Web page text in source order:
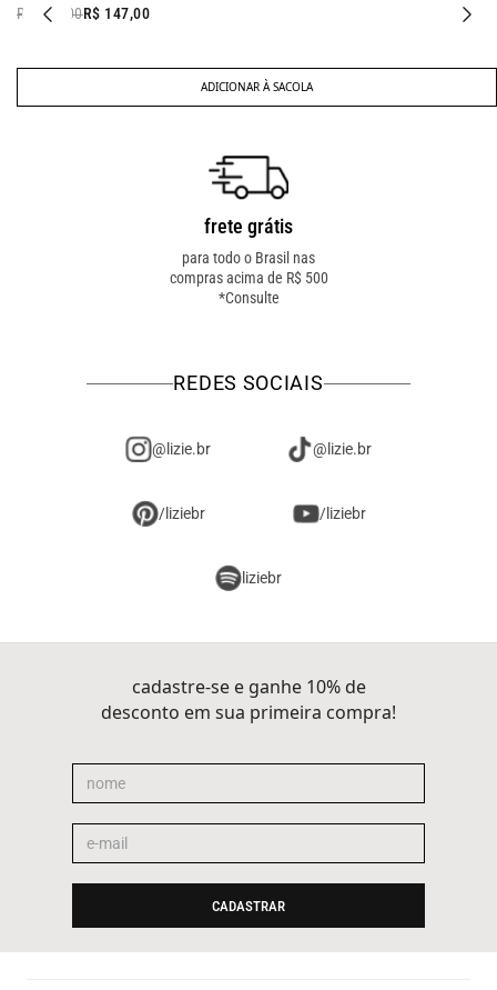
R$ 297,00R$ 147,00
ADICIONAR À SACOLA
frete grátis
para todo o Brasil nas
compras acima de R$ 500
*Consulte
REDES SOCIAIS
@lizie.br @lizie.br
/liziebr /liziebr
liziebr
cadastre-se e ganhe 10% de
desconto em sua primeira compra!
CADASTRAR